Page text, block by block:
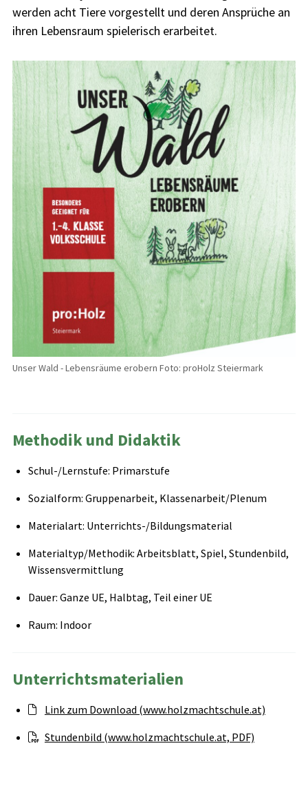
werden acht Tiere vorgestellt und deren Ansprüche an
ihren Lebensraum spielerisch erarbeitet.
Unser Wald - Lebensräume erobern Foto: proHolz Steiermark
Methodik und Didaktik
Schul-/Lernstufe: Primarstufe
Sozialform: Gruppenarbeit, Klassenarbeit/Plenum
Materialart: Unterrichts-/Bildungsmaterial
Materialtyp/Methodik: Arbeitsblatt, Spiel, Stundenbild,
Wissensvermittlung
Dauer: Ganze UE, Halbtag, Teil einer UE
Raum: Indoor
Unterrichtsmaterialien
Link zum Download (www.holzmachtschule.at)
Stundenbild (www.holzmachtschule.at, PDF)